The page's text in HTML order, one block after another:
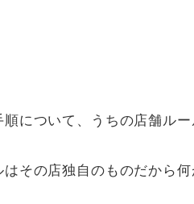
について、うちの店舗ルー
その店独自のものだから